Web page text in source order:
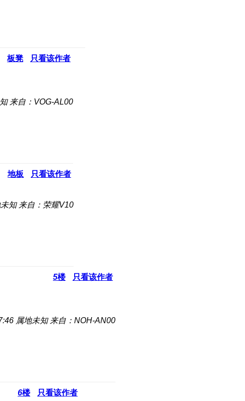
板凳 只看该作者
来自：VOG-AL00
地板 只看该作者
知 来自：荣耀V10
5楼 只看该作者
属地未知 来自：NOH-AN00
6楼 只看该作者